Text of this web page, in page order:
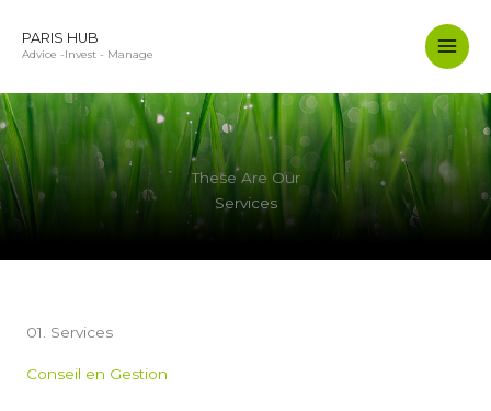
contenu
PARIS HUB
Advice -Invest - Manage
These Are Our
Services
01. Services
Conseil en Gestion